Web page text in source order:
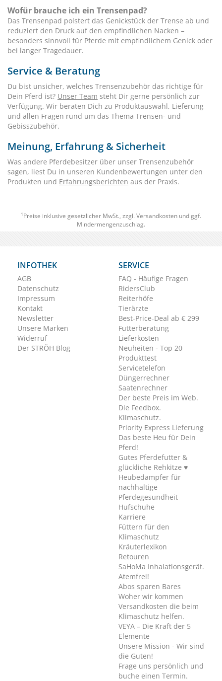
Wofür brauche ich ein Trensenpad?
Das Trensenpad polstert das Genickstück der Trense ab und
reduziert den Druck auf den empfindlichen Nacken –
besonders sinnvoll für Pferde mit empfindlichem Genick oder
bei langer Tragedauer.
Service & Beratung
Du bist unsicher, welches Trensenzubehör das richtige für
Dein Pferd ist? Unser Team steht Dir gerne persönlich zur
Verfügung. Wir beraten Dich zu Produktauswahl, Lieferung
und allen Fragen rund um das Thema Trensen- und
Gebisszubehör.
Meinung, Erfahrung & Sicherheit
Was andere Pferdebesitzer über unser Trensenzubehör
sagen, liest Du in unseren Kundenbewertungen unter den
Produkten und Erfahrungsberichten aus der Praxis.
1 Preise inklusive gesetzlicher MwSt., zzgl. Versandkosten und ggf.
Mindermengenzuschlag.
INFOTHEK
AGB
Datenschutz
Impressum
Kontakt
Newsletter
Unsere Marken
Widerruf
Der STRÖH Blog
SERVICE
FAQ - Häufige Fragen
RidersClub
Reiterhöfe
Tierärzte
Best-Price-Deal ab € 299
Futterberatung
Lieferkosten
Neuheiten - Top 20
Produkttest
Servicetelefon
Düngerrechner
Saatenrechner
Der beste Preis im Web.
Die Feedbox.
Klimaschutz.
Priority Express Lieferung
Das beste Heu für Dein
Pferd!
Gutes Pferdefutter &
glückliche Rehkitze ♥
Heubedampfer für
nachhaltige
Pferdegesundheit
Hufschuhe
Karriere
Füttern für den
Klimaschutz
Kräuterlexikon
Retouren
SaHoMa Inhalationsgerät.
Atemfrei!
Abos sparen Bares
Woher wir kommen
Versandkosten die beim
Klimaschutz helfen.
VEYA – Die Kraft der 5
Elemente
Unsere Mission - Wir sind
die Guten!
Frage uns persönlich und
buche einen Termin.